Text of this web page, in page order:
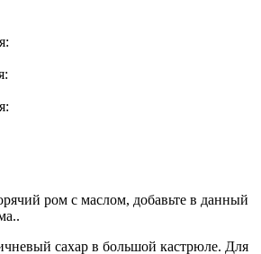
ром с маслом, добавьте в данный
сахар в большой кастрюле. Для